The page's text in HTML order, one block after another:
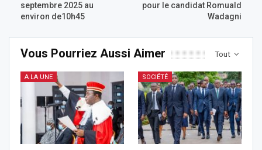
septembre 2025 au
environ de10h45
pour le candidat Romuald
Wadagni
Tout
Vous Pourriez Aussi Aimer
A LA UNE SOCIÉTÉ